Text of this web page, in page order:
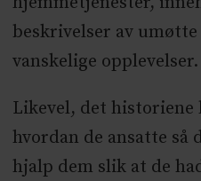
beskrivelser av
vanskelige opplevelser.
Likevel, det
hvordan de ansatte så
hjalp dem slik at de